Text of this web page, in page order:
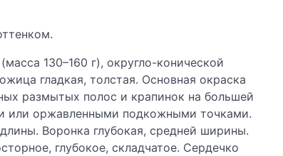
130–160 г), округло-конической
гладкая, толстая. Основная окраска
размытых полос и крапинок на большей
или оржавленными подкожными точками.
Воронка глубокая, средней ширины.
глубокое, складчатое. Сердечко